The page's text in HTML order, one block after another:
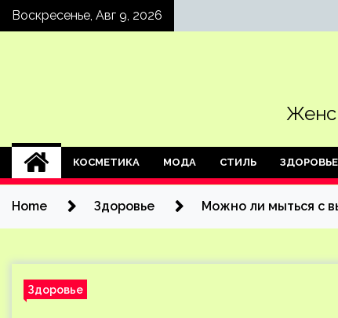
SkipВоскресенье, Авг 9, 2026
КОСМЕТИКА МОДА СТИЛЬ ЗДОРОВЬЕ
Home Здоровье Можно ли мыться с
Здоровье